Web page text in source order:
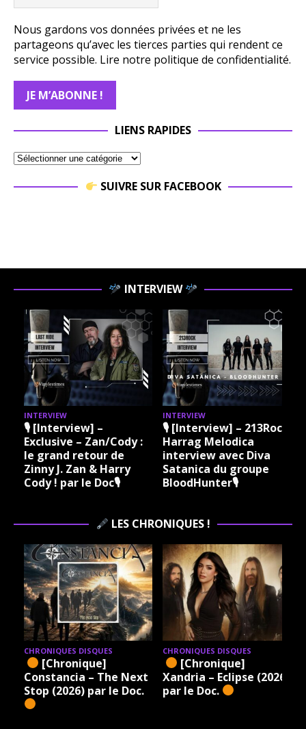
Nous gardons vos données privées et ne les
partageons qu’avec les tierces parties qui rendent ce
service possible. Lire notre politique de confidentialité.
LIENS RAPIDES
SUIVRE SUR FACEBOOK
INTERVIEW
INTERVIEW
🎙 [Interview] –
Exclusive – Zan/Cody :
le grand retour de
Zinny J. Zan & Harry
Cody ! par le Doc🎙
INTERVIEW
🎙 [Interview] – 213Rock
Harrag Melodica
interview avec Diva
Satanica du groupe
BloodHunter🎙
LES CHRONIQUES !
CHRONIQUES DISQUES
[Chronique]
Constancia – The Next
Stop (2026) par le Doc.
CHRONIQUES DISQUES
[Chronique]
Xandria – Eclipse (2026)
par le Doc.